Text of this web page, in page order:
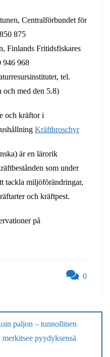
Centralförbundet för
875
Finlands Fritidsfiskares
946 968
tel.
och med den 5.8)
och kräftor i
Kräftbroschyr
är en lärorik
som under
tackla miljöförändringar,
och kräftpest.
på
0
paljon – tunnollinen
pyydyksensä